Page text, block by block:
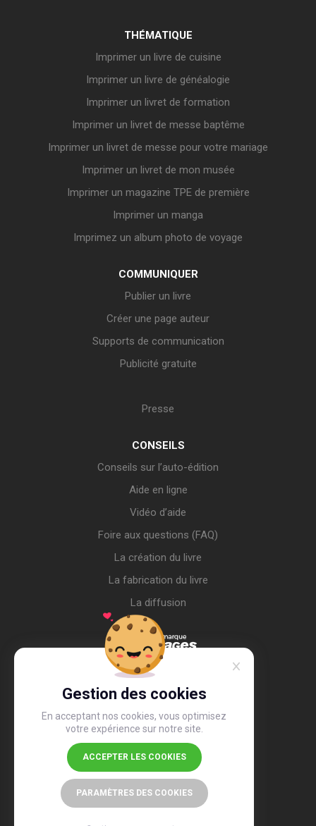
Gestion des cookies
En acceptant nos cookies, vous optimisez
votre expérience sur notre site.
ACCEPTER LES COOKIES
PARAMÈTRES DES COOKIES
THÉMATIQUE
Imprimer un livre de cuisine
Imprimer un livre de généalogie
Imprimer un livret de formation
Imprimer un livret de messe baptême
Imprimer un livret de messe pour votre mariage
Imprimer un livret de mon musée
Imprimer un magazine TPE de première
Imprimer un manga
Imprimez un album photo de voyage
COMMUNIQUER
Publier un livre
Créer une page auteur
Supports de communication
Publicité gratuite
Presse
CONSEILS
Conseils sur l’auto-édition
Aide en ligne
Vidéo d’aide
Foire aux questions (FAQ)
La création du livre
La fabrication du livre
La diffusion
4,4